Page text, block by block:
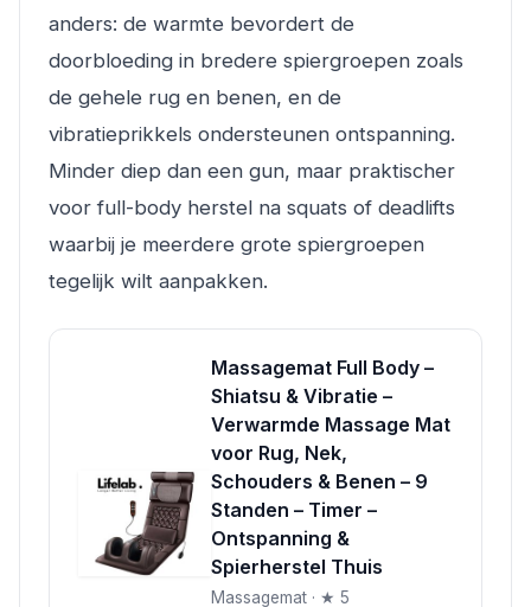
anders: de warmte bevordert de
doorbloeding in bredere spiergroepen zoals
de gehele rug en benen, en de
vibratieprikkels ondersteunen ontspanning.
Minder diep dan een gun, maar praktischer
voor full-body herstel na squats of deadlifts
waarbij je meerdere grote spiergroepen
tegelijk wilt aanpakken.
Massagemat Full Body –
Shiatsu & Vibratie –
Verwarmde Massage Mat
voor Rug, Nek,
Schouders & Benen – 9
Standen – Timer –
Ontspanning &
Spierherstel Thuis
Massagemat · ★ 5